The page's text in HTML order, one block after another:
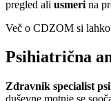
pregled ali usmeri na
Več o CDZOM si lahko
Psihiatrična
Zdravnik specialist